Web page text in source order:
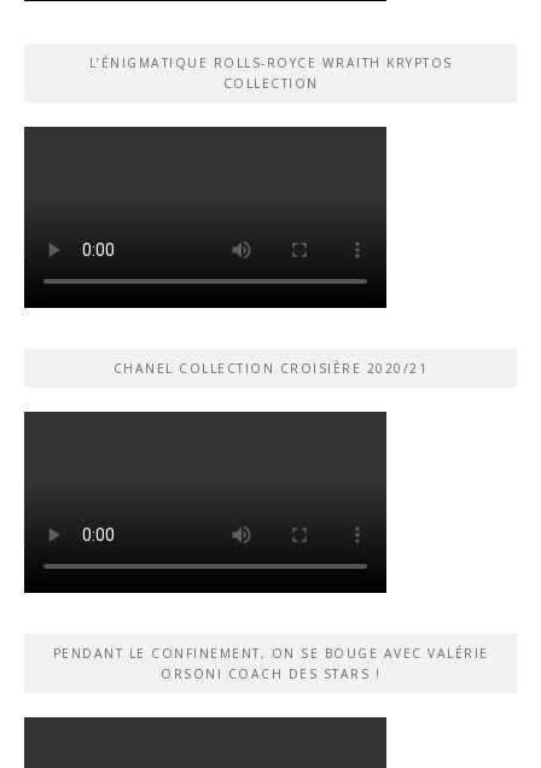
L’ÉNIGMATIQUE ROLLS-ROYCE WRAITH KRYPTOS
COLLECTION
CHANEL COLLECTION CROISIÈRE 2020/21
PENDANT LE CONFINEMENT, ON SE BOUGE AVEC VALÉRIE
ORSONI COACH DES STARS !